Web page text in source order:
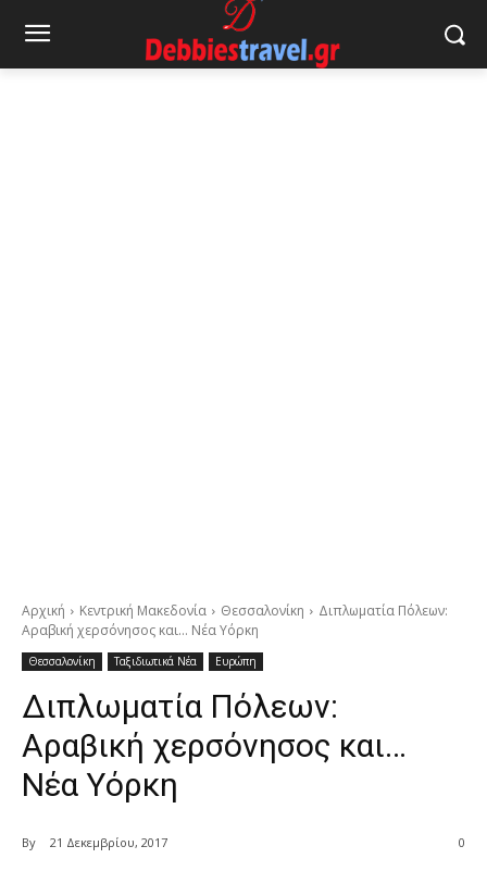
Αρχική Κεντρική Μακεδονία Θεσσαλονίκη
Διπλωματία Πόλεων:
Αραβική χερσόνησος και… Νέα Υόρκη
Θεσσαλονίκη Ταξιδιωτικά Νέα Ευρώπη
Διπλωματία Πόλεων:
Αραβική χερσόνησος και…
Νέα Υόρκη
By 21 Δεκεμβρίου, 2017 0